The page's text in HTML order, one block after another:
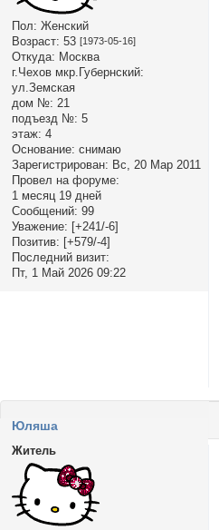
Пол: Женский
Возраст: 53 [1973-05-16]
Откуда: Москва
г.Чехов мкр.Губернский:
ул.Земская
дом №: 21
подъезд №: 5
этаж: 4
Основание: снимаю
Зарегистрирован: Вс, 20 Мар 2011
Провел на форуме:
1 месяц 19 дней
Сообщений: 99
Уважение: [+241/-6]
Позитив: [+579/-4]
Последний визит:
Пт, 1 Май 2026 09:22
Юляша
Житель